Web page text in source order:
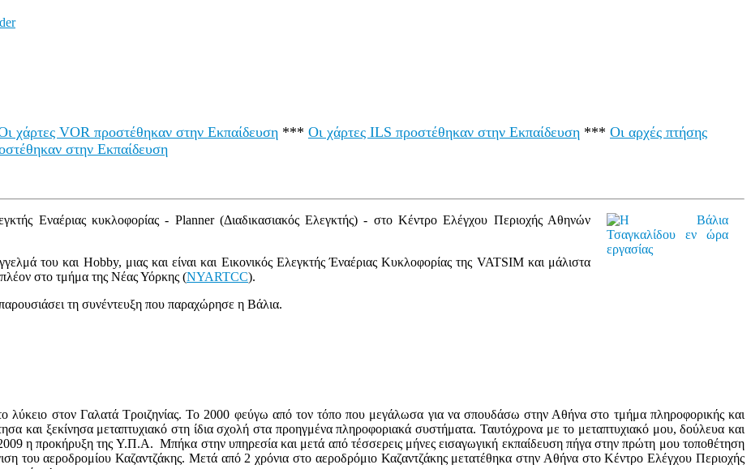
χάρτες VOR προστέθηκαν στην Εκπαίδευση *** Οι χάρτες ILS προστέθηκαν στην Εκπαίδευση *** Οι αρχές πτήσης
στην Εκπαίδευση
Εναέριας κυκλοφορίας - Planner (Διαδικασιακός Ελεγκτής) - στο Κέντρο Ελέγχου Περιοχής Αθηνών
του και Hobby, μιας και είναι και Εικονικός Ελεγκτής Έναέριας Κυκλοφορίας της VATSIM και μάλιστα
στο τμήμα της Νέας Υόρκης (NYARTCC).
τη συνέντευξη που παραχώρησε η Βάλια.
στον Γαλατά Τροιζηνίας. Το 2000 φεύγω από τον τόπο που μεγάλωσα για να σπουδάσω στην Αθήνα στο τμήμα πληροφορικής και
και ξεκίνησα μεταπτυχιακό στη ίδια σχολή στα προηγμένα πληροφοριακά συστήματα. Ταυτόχρονα με το μεταπτυχιακό μου, δούλευα και
η προκήρυξη της Υ.Π.Α. Μπήκα στην υπηρεσία και μετά από τέσσερεις μήνες εισαγωγική εκπαίδευση πήγα στην πρώτη μου τοποθέτηση
του αεροδρομίου Καζαντζάκης. Μετά από 2 χρόνια στο αεροδρόμιο Καζαντζάκης μετατέθηκα στην Αθήνα στο Κέντρο Ελέγχου Περιοχής